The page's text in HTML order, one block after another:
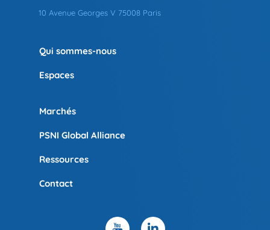
10 Avenue Georges V 75008 Paris
Qui sommes-nous
Espaces
Marchés
PSNI Global Alliance
Ressources
Contact